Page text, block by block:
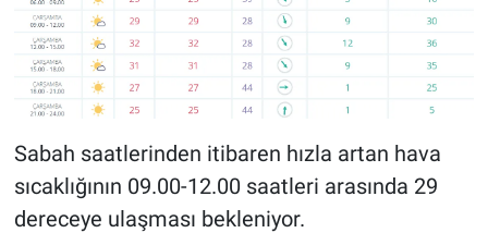
Sabah saatlerinden itibaren hızla artan hava
sıcaklığının 09.00-12.00 saatleri arasında 29
dereceye ulaşması bekleniyor.